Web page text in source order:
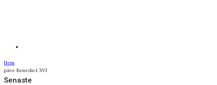
Hem
påve Benedict XVI
Senaste